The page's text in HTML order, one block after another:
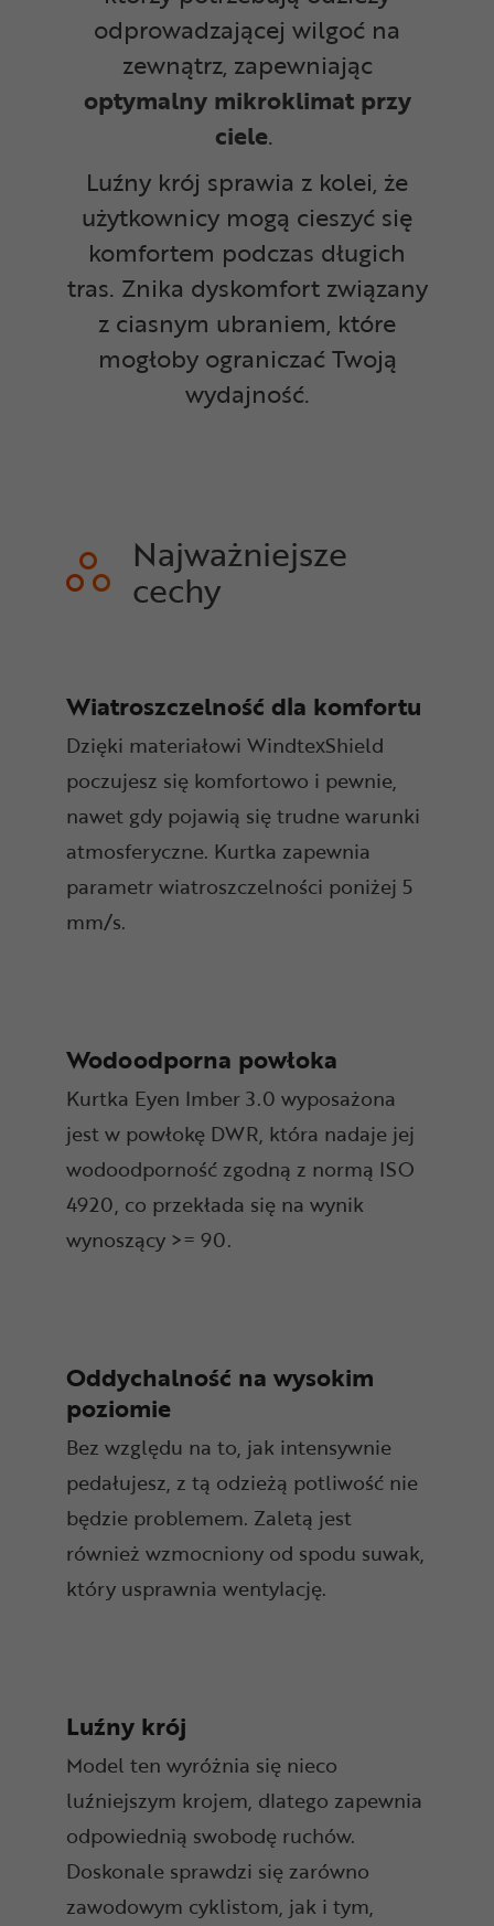
odprowadzającej wilgoć na
zewnątrz, zapewniając
optymalny mikroklimat przy
ciele.
Luźny krój sprawia z kolei, że
użytkownicy mogą cieszyć się
komfortem podczas długich
tras. Znika dyskomfort związany
z ciasnym ubraniem, które
mogłoby ograniczać Twoją
wydajność.
Najważniejsze
cechy
Wiatroszczelność dla komfortu
Dzięki materiałowi WindtexShield
poczujesz się komfortowo i pewnie,
nawet gdy pojawią się trudne warunki
atmosferyczne. Kurtka zapewnia
parametr wiatroszczelności poniżej 5
mm/s.
Wodoodporna powłoka
Kurtka Eyen Imber 3.0 wyposażona
jest w powłokę DWR, która nadaje jej
wodoodporność zgodną z normą ISO
4920, co przekłada się na wynik
wynoszący >= 90.
Oddychalność na wysokim
poziomie
Bez względu na to, jak intensywnie
pedałujesz, z tą odzieżą potliwość nie
będzie problemem. Zaletą jest
również wzmocniony od spodu suwak,
który usprawnia wentylację.
Luźny krój
Model ten wyróżnia się nieco
luźniejszym krojem, dlatego zapewnia
odpowiednią swobodę ruchów.
Doskonale sprawdzi się zarówno
zawodowym cyklistom, jak i tym,